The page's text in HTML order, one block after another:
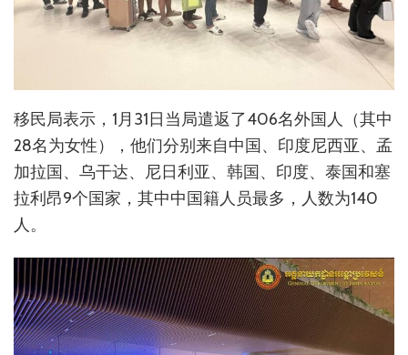
移民局表示，1月31日当局遣返了406名外国人（其中
28名为女性），他们分别来自中国、印度尼西亚、孟
加拉国、乌干达、尼日利亚、韩国、印度、泰国和塞
拉利昂9个国家，其中中国籍人员最多，人数为140
人。